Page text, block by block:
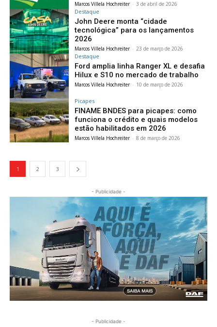
Marcos Villela Hochreiter - 3 de abril de 2026
Destaque
John Deere monta “cidade
tecnológica” para os lançamentos
2026
Marcos Villela Hochreiter - 23 de março de 2026
Destaque
Ford amplia linha Ranger XL e desafia
Hilux e S10 no mercado de trabalho
Marcos Villela Hochreiter - 10 de março de 2026
Picapes
FINAME BNDES para picapes: como
funciona o crédito e quais modelos
estão habilitados em 2026
Marcos Villela Hochreiter - 8 de março de 2026
1 2 3
- Publicidade -
- Publicidade -